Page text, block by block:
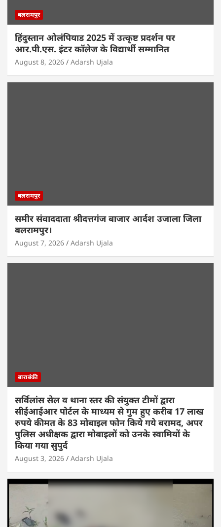
बलरामपुर
हिंदुस्तान ओलंपियाड 2025 में उत्कृष्ट प्रदर्शन पर
आर.पी.एस. इंटर कॉलेज के विद्यार्थी सम्मानित
August 8, 2026 Adarsh Ujala
बलरामपुर
समीर संवाददाता श्रीदत्तगंज बाजार आर्दश उजाला जिला
बलरामपुर।
August 7, 2026 Adarsh Ujala
बाराबंकी
सर्विलांस सेल व थाना स्तर की संयुक्त टीमों द्वारा
सीईआईआर पोर्टल के माध्यम से गुम हुए करीब 17 लाख
रुपये कीमत के 83 मोबाइल फोन किये गये बरामद, अपर
पुलिस अधीक्षक द्वारा मोबाइलों को उनके स्वामियों के
किया गया सुपुर्द
August 3, 2026 Adarsh Ujala